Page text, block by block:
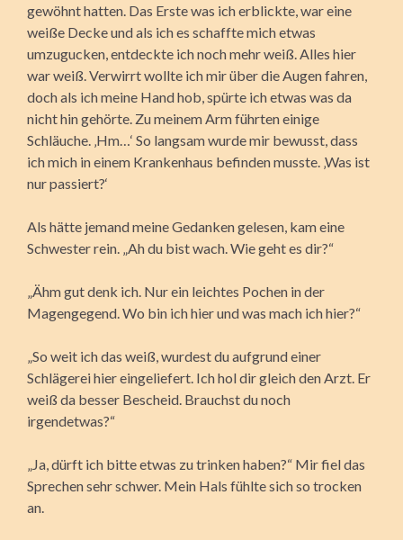
gewöhnt hatten. Das Erste was ich erblickte, war eine
weiße Decke und als ich es schaffte mich etwas
umzugucken, entdeckte ich noch mehr weiß. Alles hier
war weiß. Verwirrt wollte ich mir über die Augen fahren,
doch als ich meine Hand hob, spürte ich etwas was da
nicht hin gehörte. Zu meinem Arm führten einige
Schläuche. ‚Hm…‘ So langsam wurde mir bewusst, dass
ich mich in einem Krankenhaus befinden musste. ‚Was ist
nur passiert?‘
Als hätte jemand meine Gedanken gelesen, kam eine
Schwester rein. „Ah du bist wach. Wie geht es dir?“
„Ähm gut denk ich. Nur ein leichtes Pochen in der
Magengegend. Wo bin ich hier und was mach ich hier?“
„So weit ich das weiß, wurdest du aufgrund einer
Schlägerei hier eingeliefert. Ich hol dir gleich den Arzt. Er
weiß da besser Bescheid. Brauchst du noch
irgendetwas?“
„Ja, dürft ich bitte etwas zu trinken haben?“ Mir fiel das
Sprechen sehr schwer. Mein Hals fühlte sich so trocken
an.